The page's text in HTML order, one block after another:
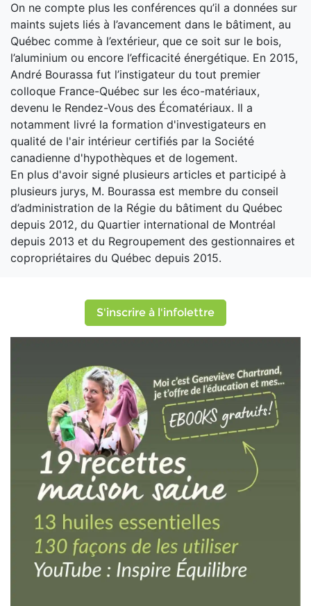
On ne compte plus les conférences qu’il a données sur
maints sujets liés à l’avancement dans le bâtiment, au
Québec comme à l’extérieur, que ce soit sur le bois,
l’aluminium ou encore l’efficacité énergétique. En 2015,
André Bourassa fut l’instigateur du tout premier
colloque France-Québec sur les éco-matériaux,
devenu le Rendez-Vous des Écomatériaux. Il a
notamment livré la formation d'investigateurs en
qualité de l'air intérieur certifiés par la Société
canadienne d'hypothèques et de logement.
En plus d'avoir signé plusieurs articles et participé à
plusieurs jurys, M. Bourassa est membre du conseil
d’administration de la Régie du bâtiment du Québec
depuis 2012, du Quartier international de Montréal
depuis 2013 et du Regroupement des gestionnaires et
copropriétaires du Québec depuis 2015.
S'inscrire à l'infolettre